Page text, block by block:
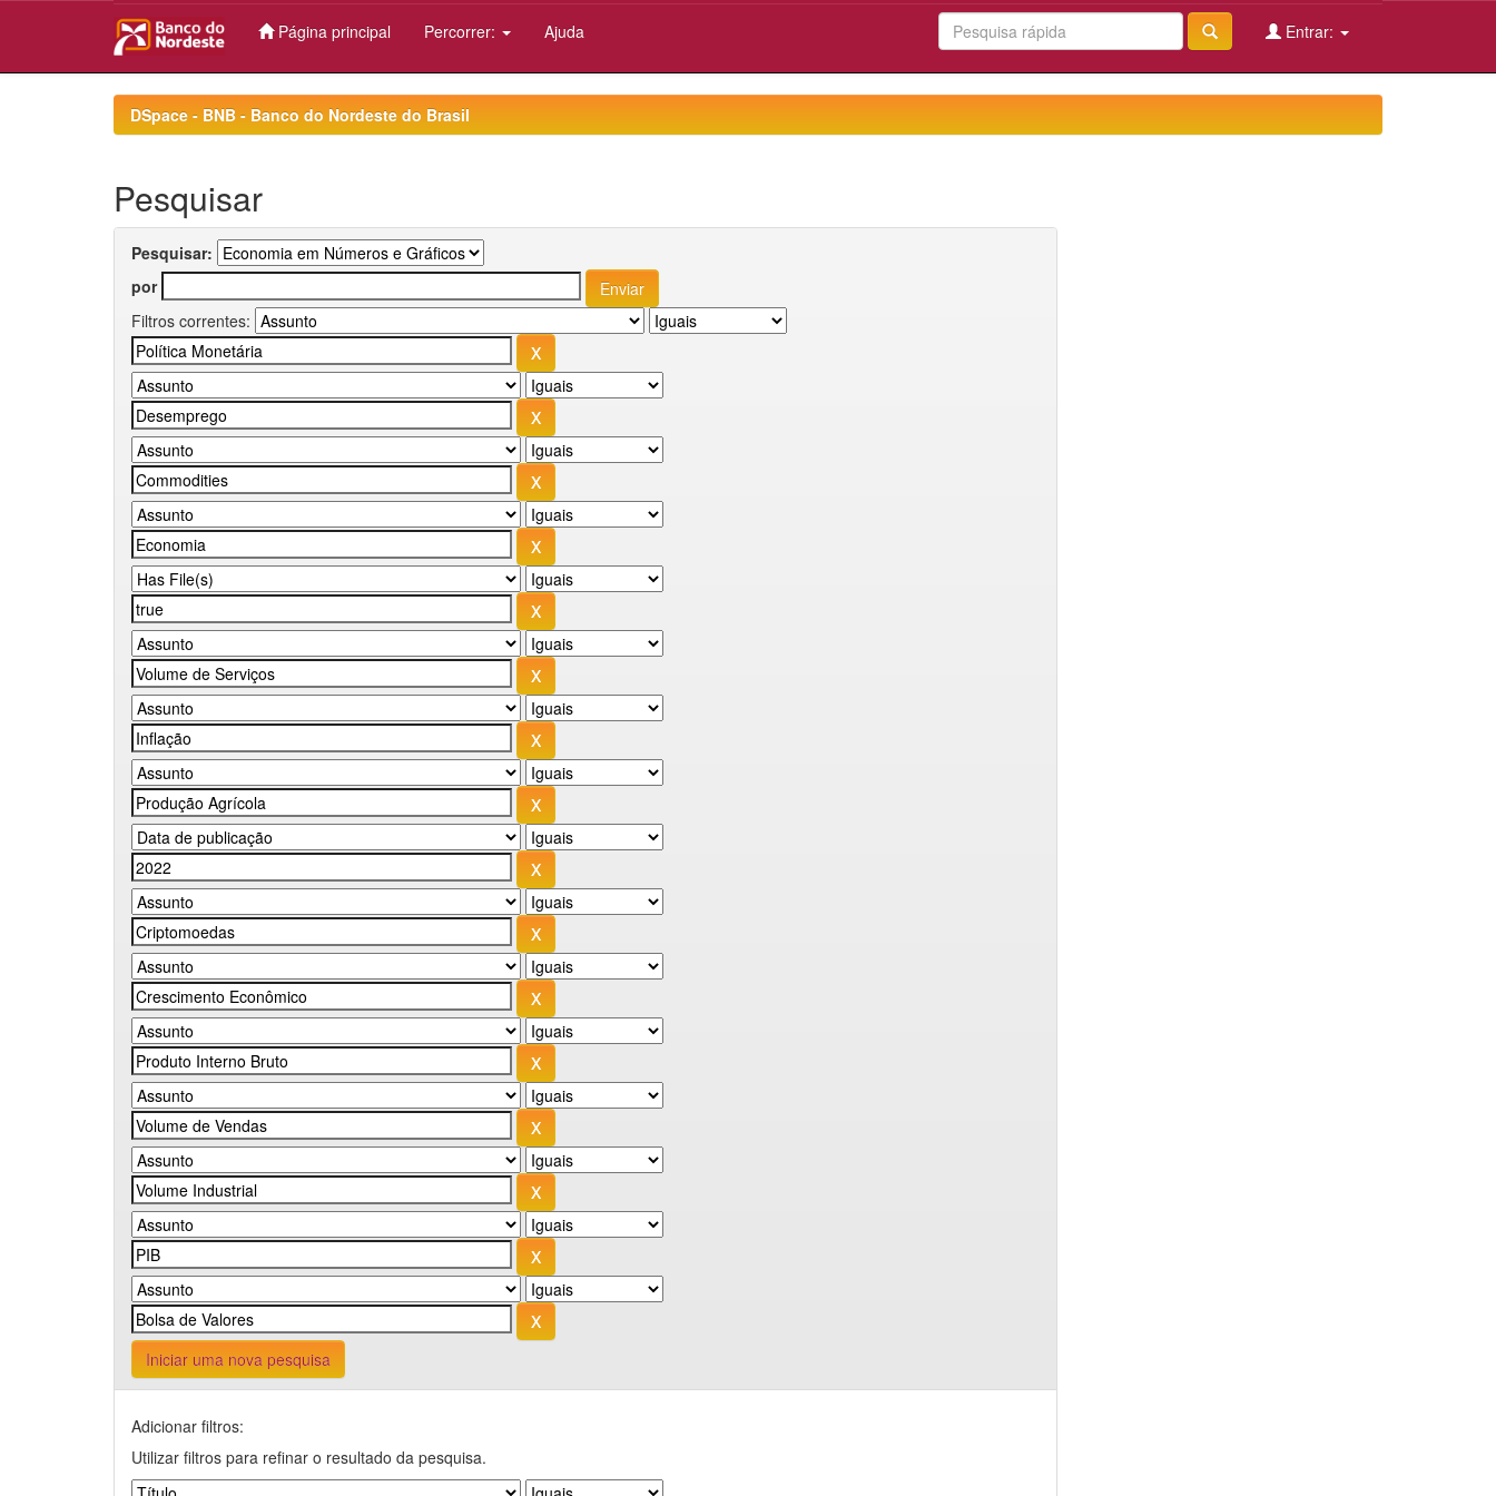
Página principal Percorrer: Ajuda Entrar:
DSpace - BNB - Banco do Nordeste do Brasil
Pesquisar
Pesquisar:
por
Filtros correntes:
Iniciar uma nova pesquisa
Adicionar filtros:
Utilizar filtros para refinar o resultado da pesquisa.